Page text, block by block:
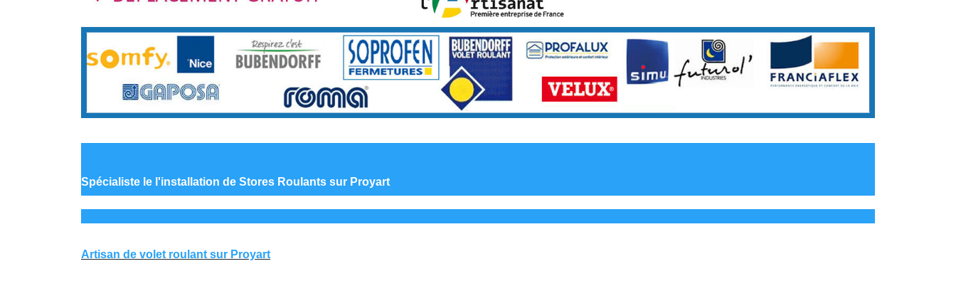
Spécialiste le l'installation de Stores Roulants sur Proyart
Artisan de volet roulant sur Proyart